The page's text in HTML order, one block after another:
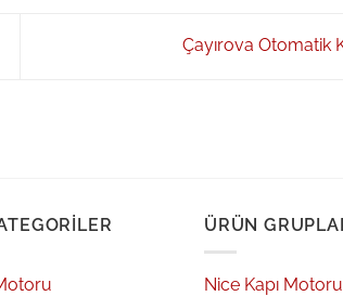
Çayırova Otomatik
ÜRÜN
Nice Kapı Motoru